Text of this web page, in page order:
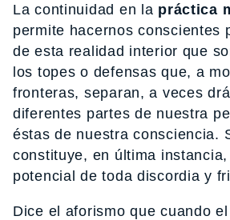
La continuidad en la práctica
permite hacernos conscientes
de esta realidad interior que
los topes o defensas que, a
fronteras, separan, a veces
diferentes partes de nuestra
éstas de nuestra consciencia.
constituye, en última
potencial de toda discordia y
Dice el aforismo que cuando